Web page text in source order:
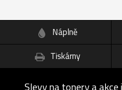
Náplně
Tiskárny
Slevy na tonery a akce